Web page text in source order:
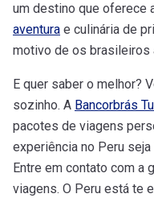
um destino que oferece
aventura e culinária de
motivo de os brasileiros
E quer saber o melhor?
sozinho. A Bancorbrás
pacotes de viagens
experiência no Peru
Entre em contato com a
viagens. O Peru está te